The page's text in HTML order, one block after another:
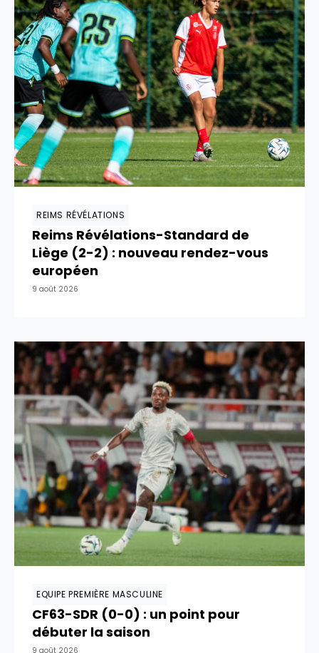
REIMS RÉVÉLATIONS
Reims Révélations-Standard de
Liège (2-2) : nouveau rendez-vous
européen
9 août 2026
EQUIPE PREMIÈRE MASCULINE
CF63-SDR (0-0) : un point pour
débuter la saison
9 août 2026